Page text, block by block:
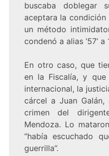
buscaba doblegar
aceptara la
un método
condenó a alias ’57’
En otro caso, que
en la Fiscalía, y que
internacional, la
cárcel a Juan Galán,
crimen del
Mendoza. Lo
“había escuchado
guerrilla”.